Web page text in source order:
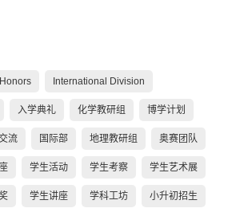
Honors International Division
入学典礼 化学教研组 博学计划
流 国际部 地理教研组 奥赛团队
学生活动 学生考察 学生艺术展
学生讲座 学科工坊 小升初招生